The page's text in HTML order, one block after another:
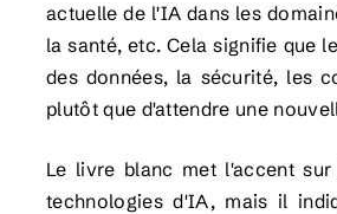
actuelle de l'IA dans les
la santé, etc. Cela signifie que
des données, la sécurité, les
plutôt que d'attendre une
Le livre blanc met l'accent
technologies d'IA, mais il